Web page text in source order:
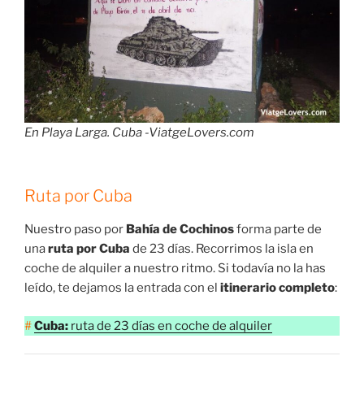
En Playa Larga. Cuba -ViatgeLovers.com
Ruta por Cuba
Nuestro paso por Bahía de Cochinosforma parte de
unaruta por Cuba de 23 días. Recorrimos la isla en
coche de alquiler a nuestro ritmo. Si todavía no la has
leído, te dejamos la entrada con el itinerario completo:
#Cuba: ruta de 23 días en coche de alquiler